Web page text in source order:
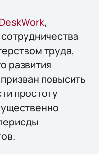
DeskWork,
труда,
развития
повысить
простоту